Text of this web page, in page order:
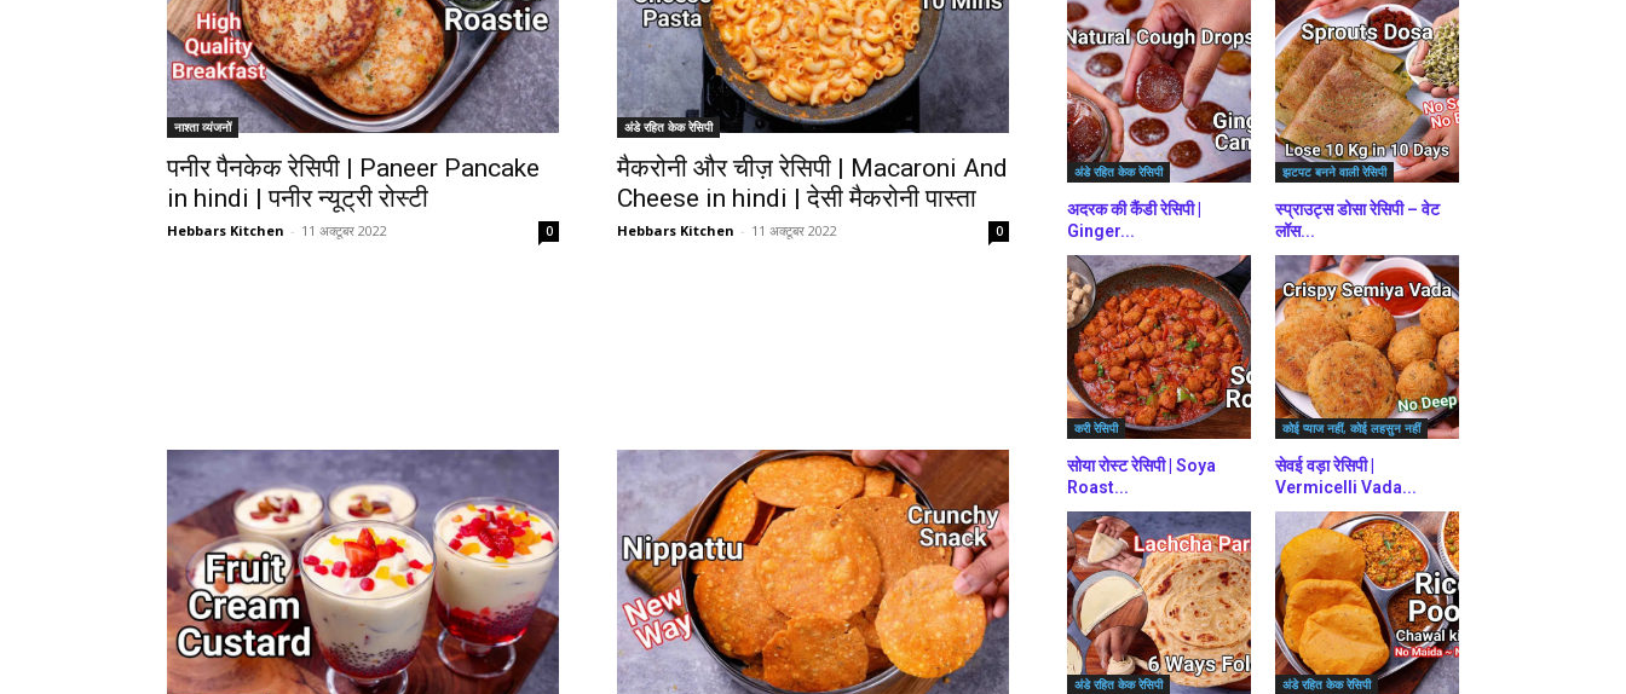
नाश्ता व्यंजनों
पनीर पैनकेक रेसिपी | Paneer Pancake
in hindi | पनीर न्यूट्री रोस्टी
Hebbars Kitchen - 11 अक्टूबर 2022 0
अंडे रहित केक रेसिपी
मैकरोनी और चीज़ रेसिपी | Macaroni And
Cheese in hindi | देसी मैकरोनी पास्ता
Hebbars Kitchen - 11 अक्टूबर 2022 0
अंडे रहित केक रेसिपी
अदरक की कैंडी रेसिपी |
Ginger...
झटपट बनने वाली रेसिपी
स्प्राउट्स डोसा रेसिपी – वेट
लॉस...
करी रेसिपी
सोया रोस्ट रेसिपी | Soya
Roast...
कोई प्याज नहीं, कोई लहसुन नहीं
सेवई वड़ा रेसिपी |
Vermicelli Vada...
अंडे रहित केक रेसिपी अंडे रहित केक रेसिपी